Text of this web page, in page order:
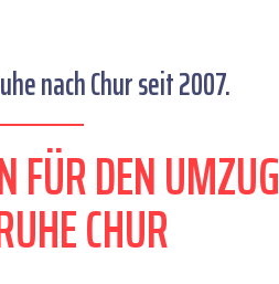
nach Chur seit 2007.
FÜR DEN UMZUG
CHUR